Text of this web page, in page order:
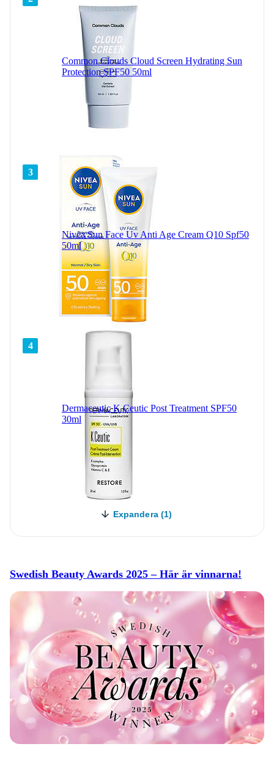
Common Clouds Cloud Screen Hydrating Sun
Protection SPF50 50ml
3
Nivea Sun Face Uv Anti Age Cream Q10 Spf50
50ml
4
Dermaceutic K Ceutic Post Treatment SPF50
30ml
Expandera (1)
Swedish Beauty Awards 2025 – Här är vinnarna!